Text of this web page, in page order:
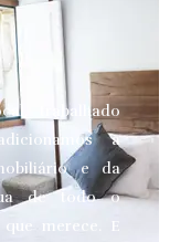
trabalhado
a
e da
de todo o
merece.
E